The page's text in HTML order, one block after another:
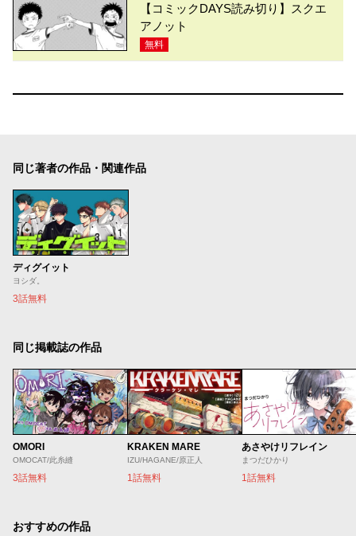
【コミックDAYS読み切り】スクエ
アノット
無料
同じ著者の作品・関連作品
ディグイット
ヨシダ。
3話無料
同じ掲載誌の作品
OMORI
OMOCAT/此糸縫
3話無料
KRAKEN MARE
IZU/HAGANE/原正人
1話無料
あさやけリフレイン
まつだひかり
1話無料
おすすめの作品